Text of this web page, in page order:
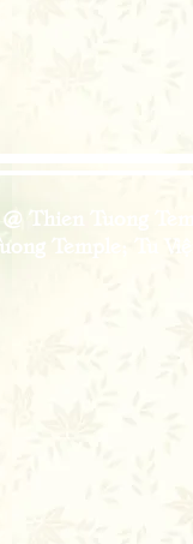
@ Thien Tuong
Temple; Tu